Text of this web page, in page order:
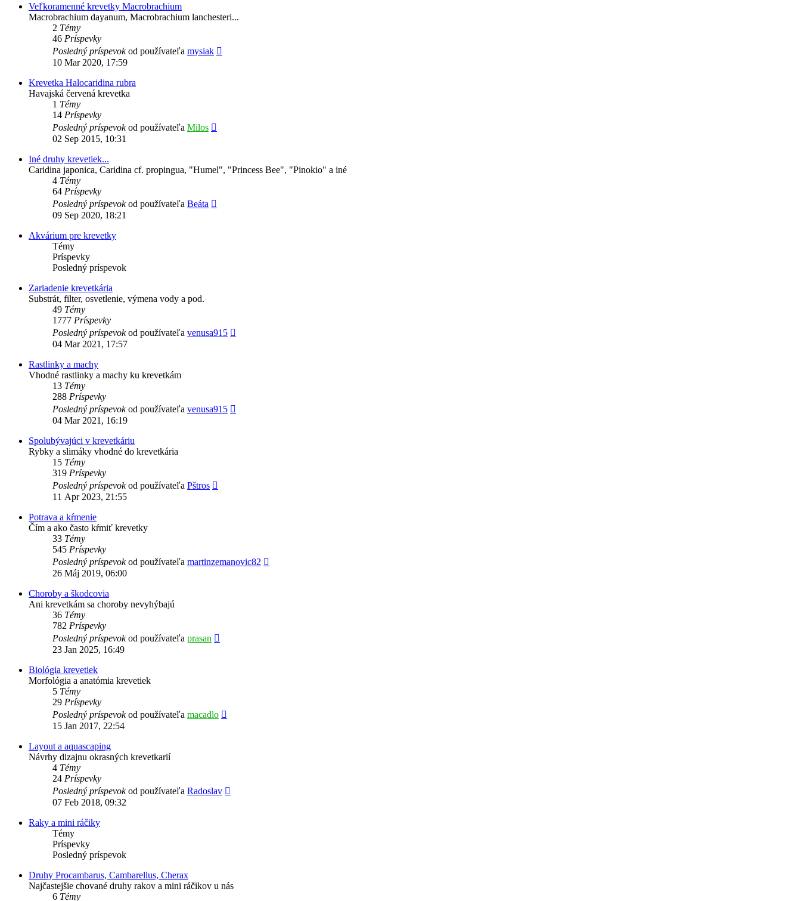
Veľkoramenné krevetky Macrobrachium
Macrobrachium dayanum, Macrobrachium lanchesteri...
2 Témy
46 Príspevky
Posledný príspevokod používateľa mysiak
10 Mar 2020, 17:59
Krevetka Halocaridina rubra
Havajská červená krevetka
1 Témy
14 Príspevky
Posledný príspevokod používateľa Milos
02 Sep 2015, 10:31
Iné druhy krevetiek...
Caridina japonica, Caridina cf. propingua, "Humel", "Princess Bee", "Pinokio" a iné
4 Témy
64 Príspevky
Posledný príspevokod používateľa Beáta
09 Sep 2020, 18:21
Akvárium pre krevetky
Témy
Príspevky
Posledný príspevok
Zariadenie krevetkária
Substrát, filter, osvetlenie, výmena vody a pod.
49 Témy
1777 Príspevky
Posledný príspevokod používateľa venusa915
04 Mar 2021, 17:57
Rastlinky a machy
Vhodné rastlinky a machy ku krevetkám
13 Témy
288 Príspevky
Posledný príspevokod používateľa venusa915
04 Mar 2021, 16:19
Spolubývajúci v krevetkáriu
Rybky a slimáky vhodné do krevetkária
15 Témy
319 Príspevky
Posledný príspevokod používateľa Pštros
11 Apr 2023, 21:55
Potrava a kŕmenie
Čím a ako často kŕmiť krevetky
33 Témy
545 Príspevky
Posledný príspevokod používateľa martinzemanovic82
26 Máj 2019, 06:00
Choroby a škodcovia
Ani krevetkám sa choroby nevyhýbajú
36 Témy
782 Príspevky
Posledný príspevokod používateľa prasan
23 Jan 2025, 16:49
Biológia krevetiek
Morfológia a anatómia krevetiek
5 Témy
29 Príspevky
Posledný príspevokod používateľa macadlo
15 Jan 2017, 22:54
Layout a aquascaping
Návrhy dizajnu okrasných krevetkarií
4 Témy
24 Príspevky
Posledný príspevokod používateľa Radoslav
07 Feb 2018, 09:32
Raky a mini ráčiky
Témy
Príspevky
Posledný príspevok
Druhy Procambarus, Cambarellus, Cherax
Najčastejšie chované druhy rakov a mini ráčikov u nás
6 Témy